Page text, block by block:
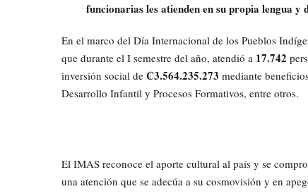
funcionarias les atienden en su propia lengua y
En el marco del Día Internacional de los Pueblos
que durante el I semestre del año, atendió a 17.742
inversión social de ₡3.564.235.273 mediante
Desarrollo Infantil y Procesos Formativos, entre otros.
El IMAS reconoce el aporte cultural al país y se
una atención que se adecúa a su cosmovisión y en